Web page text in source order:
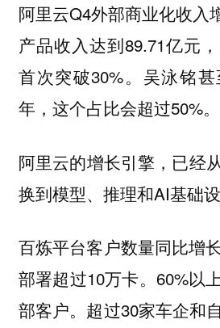
阿里云Q4外部商业化收入
产品收入达到89.71亿元
首次突破30%。吴泳铭
年，这个占比会超过50%。
阿里云的增长引擎，已经
换到模型、推理和AI基础设
百炼平台客户数量同比增
部署超过10万卡。60%以
部客户。超过30家车企和